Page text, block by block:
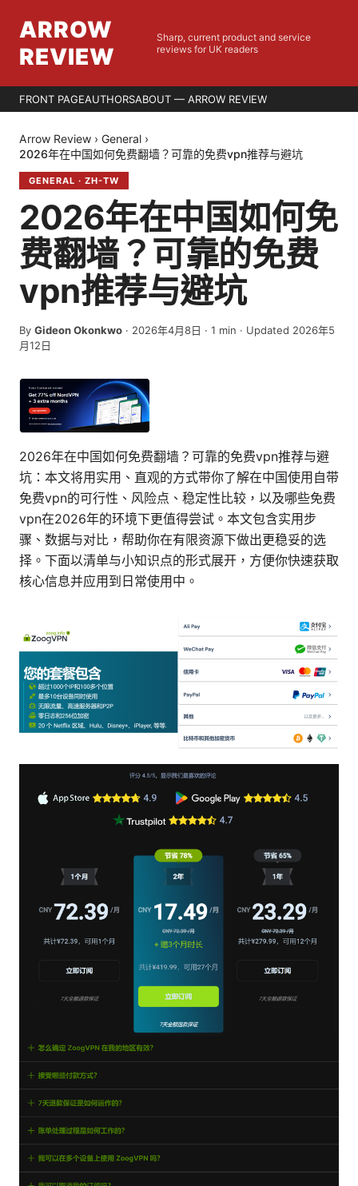
ARROW
REVIEW
Sharp, current product and service
reviews for UK readers
FRONT PAGEAUTHORSABOUT — ARROW REVIEW
Arrow Review › General ›
2026年在中国如何免费翻墙？可靠的免费vpn推荐与避坑
GENERAL · ZH-TW
2026年在中国如何免
费翻墙？可靠的免费
vpn推荐与避坑
By Gideon Okonkwo · 2026年4月8日 · 1 min · Updated 2026年5
月12日
2026年在中国如何免费翻墙？可靠的免费vpn推荐与避
坑：本文将用实用、直观的方式带你了解在中国使用自带
免费vpn的可行性、风险点、稳定性比较，以及哪些免费
vpn在2026年的环境下更值得尝试。本文包含实用步
骤、数据与对比，帮助你在有限资源下做出更稳妥的选
择。下面以清单与小知识点的形式展开，方便你快速获取
核心信息并应用到日常使用中。